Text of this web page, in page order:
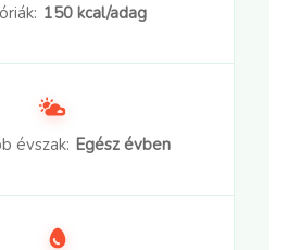
150 kcal/adag
évszak: Egész évben